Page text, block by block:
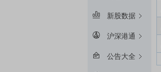
新股数据
沪深港通
公告大全